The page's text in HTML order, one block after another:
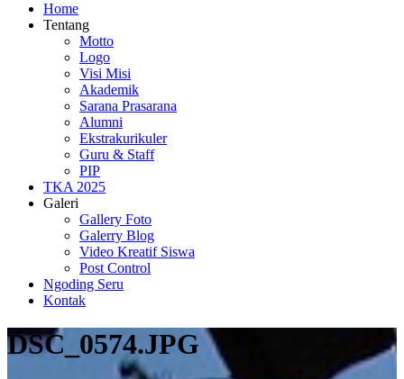
Home
Tentang
Motto
Logo
Visi Misi
Akademik
Sarana Prasarana
Alumni
Ekstrakurikuler
Guru & Staff
PIP
TKA 2025
Galeri
Gallery Foto
Galerry Blog
Video Kreatif Siswa
Post Control
Ngoding Seru
Kontak
DSC_0574.JPG